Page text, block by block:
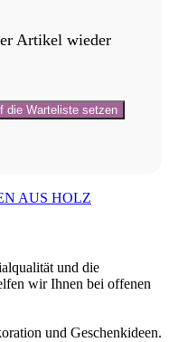
Artikel wieder
AUS HOLZ
und die
wir Ihnen bei offenen